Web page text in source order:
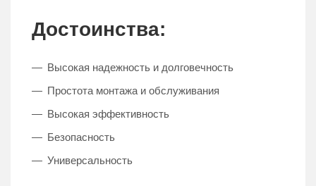
Достоинства:
Высокая надежность и долговечность
Простота монтажа и обслуживания
Высокая эффективность
Безопасность
Универсальность